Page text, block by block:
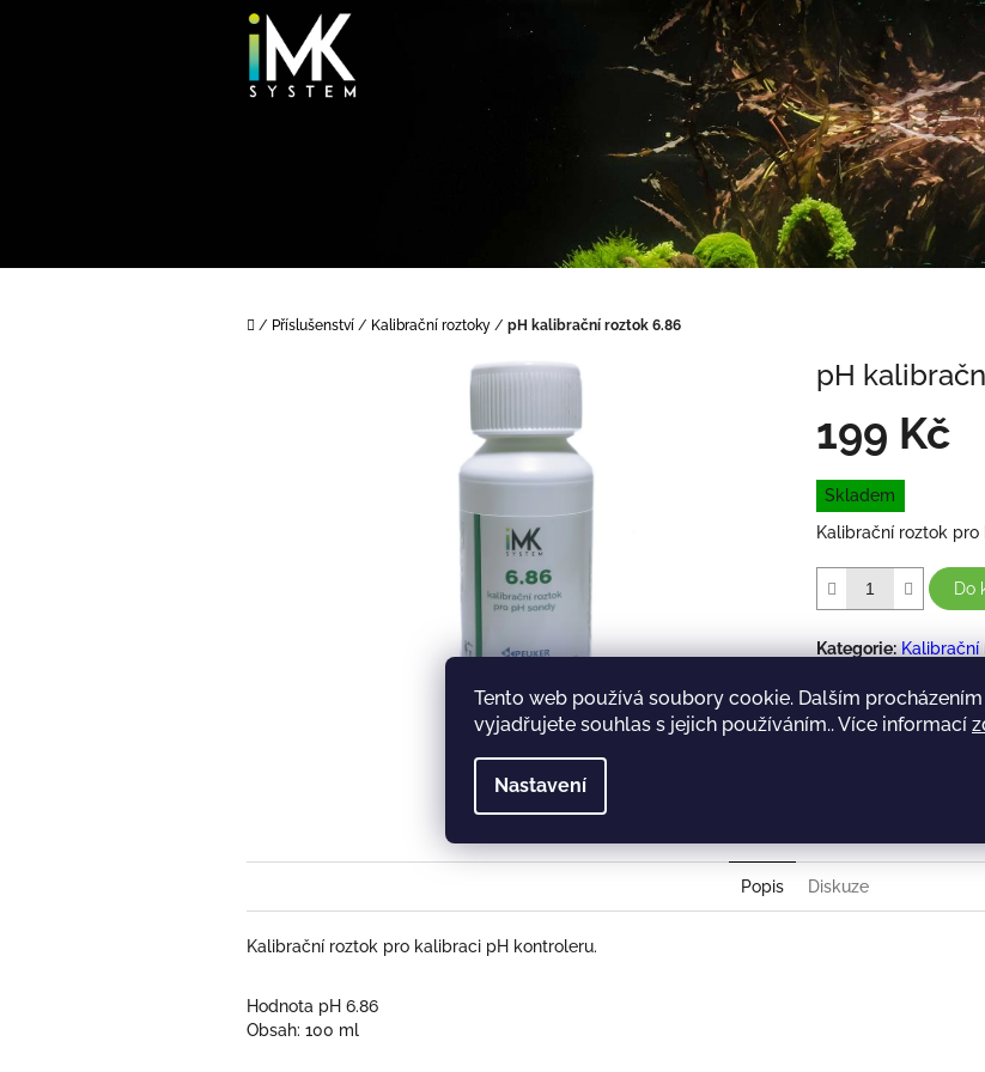
Tento web používá soubory cookie. Dalším
vyjadřujete souhlas s jejich používáním.. Více informací
Nastavení
Domů
/ Příslušenství / Kalibrační roztoky / pH kalibrační roztok 6.86
pH
199 Kč
Měrná
cena:
Skladem
Kalibrační roztok
Do
Kategorie: Kalibrační
Popis Diskuze
Kalibrační roztok pro kalibraci pH kontroleru.
Hodnota pH 6.86
Obsah: 100 ml